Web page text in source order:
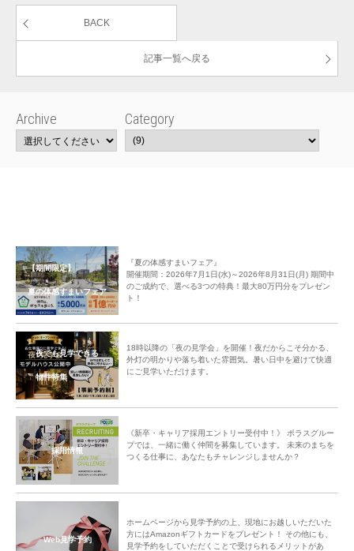
BACK
記事一覧へ戻る
Archive Category
【期間限定】
夏の体感すまいフェア
『夏の体感すまいフェア』
開催期間：2026年7月1日(水)～2026年8月31日(月) 期間中
のご成約で、選べる3つの特典！最大80万円分をプレゼン
ト！
夜でも見学できる
物件特集
18時以降の「夜の見学会」を開催！夜だからこそ分かる、
外灯の明かりや落ち着いた雰囲気。暑い日中を避けて快適
にご見学いただけます。
採用情報
《新卒・キャリア採用エントリー受付中！》 ポラスグルー
プでは、一緒に働く仲間を募集しています。 未来のまちを
つくる仕事に、あなたもチャレンジしませんか？
Web見学予約
ホームページから見学予約の上、現地にお越しいただいた
方にはAmazonギフトカードをプレゼント！ その他にも、
見学予約をしていただくことで受けられるメリットがあ